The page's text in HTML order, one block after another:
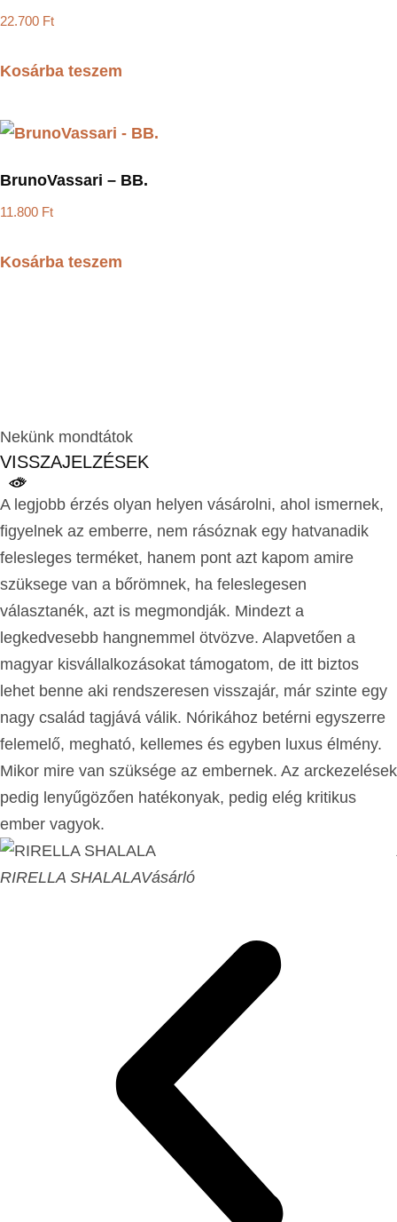
22.700 Ft
Kosárba teszem
BrunoVassari – BB.
11.800 Ft
Kosárba teszem
Nekünk mondtátok
VISSZAJELZÉSEK
A legjobb érzés olyan helyen vásárolni, ahol ismernek,
figyelnek az emberre, nem rásóznak egy hatvanadik
felesleges terméket, hanem pont azt kapom amire
szüksege van a bőrömnek, ha feleslegesen
választanék, azt is megmondják. Mindezt a
legkedvesebb hangnemmel ötvözve. Alapvetően a
magyar kisvállalkozásokat támogatom, de itt biztos
lehet benne aki rendszeresen visszajár, már szinte egy
nagy család tagjává válik. Nórikához betérni egyszerre
felemelő, megható, kellemes és egyben luxus élmény.
Mikor mire van szüksége az embernek. Az arckezelések
pedig lenyűgözően hatékonyak, pedig elég kritikus
ember vagyok.
RIRELLA SHALALAVásárló